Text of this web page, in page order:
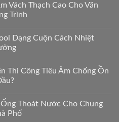
Vách Thạch Cao Cho Văn
Trình
Dạng Cuộn Cách Nhiệt
Thi Công Tiêu Âm Chống Ồn
Thoát Nước Cho Chung
Phố